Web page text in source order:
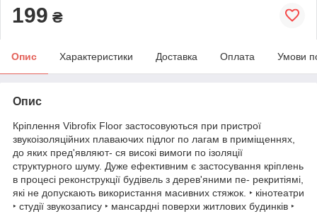
199 ₴
Опис Характеристики Доставка Оплата Умови
Опис
Кріплення Vibrofix Floor застосовуються при пристрої
звукоізоляційних плаваючих підлог по лагам в приміщеннях,
до яких пред'являют- ся високі вимоги по ізоляції
структурного шуму. Дуже ефективним є застосування кріплень
в процесі реконструкції будівель з дерев'яними пе- рекритіямі,
які не допускають використання масивних стяжок. ‣ кінотеатри
‣ студії звукозапису ‣ мансардні поверхи житлових будинків ‣